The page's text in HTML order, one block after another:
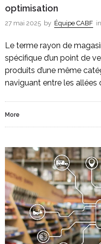
optimisation
27 mai 2025 by Équipe CABF in
Le terme rayon de
spécifique d’un point de
produits d’une même
naviguant entre les allées
More